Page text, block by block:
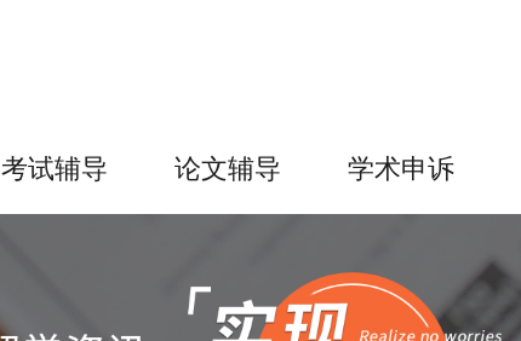
考试辅导 论文辅导 学术申诉